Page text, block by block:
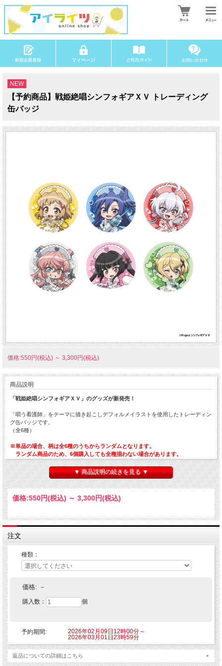
NEW
【予約商品】戦姫絶唱シンフォギアＸＶ トレーディング
缶バッジ
価格:550円(税込) ～ 3,300円(税込)
商品説明
「戦姫絶唱シンフォギアＸＶ」のグッズが新発売！
「唄う看護師」をテーマに描き起こしデフォルメイラストを使用したトレーディン
グ缶バッジです。
（全6種）
※単品の場合、柄は全6種のうちからランダムとなります。
ランダム商品のため、6個購入しても全種揃わない場合があります。
また、同じ絵柄が複数出る場合もございます。予めご了承ください。
【発送予定】 2026年4月中旬頃より随時発送となります。
■サイズ：φ56mm
■素材：本体(上下パーツ)ブリキ／安全ピン 鉄(Niメッキ)
【ご注意】
※こちらの商品はご注文時にクレジットカード決済承認（課金）を行います。予め
ご了承ください。
※他の商品を一緒にご購入した場合もご注文時にカード決済承認（課金）を行いま
※受注生産商品のため、お申込み後のキャンセルはできません。予めご了承くださ
※他商品と一緒に購入した場合、予約商品と一緒に発送となります。
©Project シンフォギアＸＶ
▼ 商品説明の続きを見る ▼
価格:550円(税込) ～ 3,300円(税込)
注文
種類：
価格: －
購入数： 個
予約期間:
2026年02月09日12時00分～
2026年03月01日23時59分
返品についての詳細はこちら